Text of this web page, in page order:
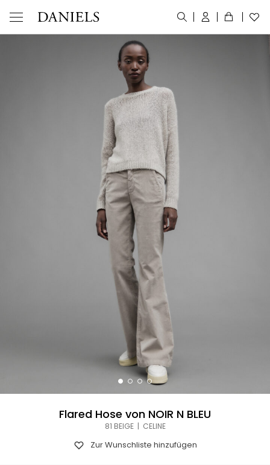
Flared Hose von NOIR N BLEU
81 BEIGE | CELINE
Zur Wunschliste hinzufügen